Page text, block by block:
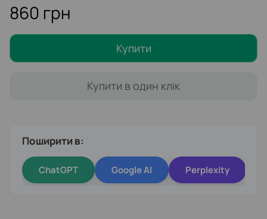
860 грн
Купити
Купити в один клік
Поширити в:
ChatGPT Google AI Perplexity